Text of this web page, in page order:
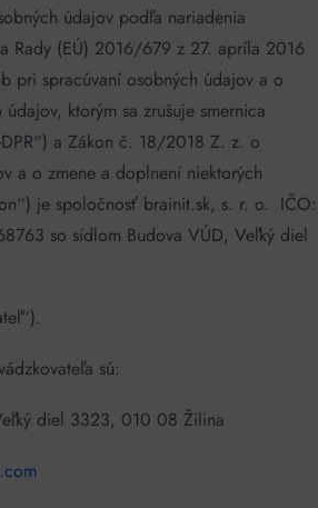
údajov podľa nariadenia
Rady (EÚ) 2016/679 z 27. apríla 2016
pri spracúvaní osobných údajov a o
ktorým sa zrušuje smernica
a Zákon č. 18/2018 Z. z. o
a o zmene a doplnení niektorých
je spoločnosť brainit.sk, s. r. o. IČO:
so sídlom Budova VÚD, Veľký diel
sú:
diel 3323, 010 08 Žilina